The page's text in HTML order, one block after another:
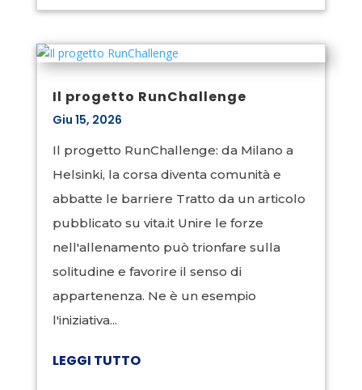
Il progetto RunChallenge
Giu 15, 2026
Il progetto RunChallenge: da Milano a
Helsinki, la corsa diventa comunità e
abbatte le barriere Tratto da un articolo
pubblicato su vita.it Unire le forze
nell'allenamento può trionfare sulla
solitudine e favorire il senso di
appartenenza. Ne è un esempio
l'iniziativa...
LEGGI TUTTO